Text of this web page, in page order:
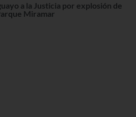
a la Justicia por explosión de
Miramar